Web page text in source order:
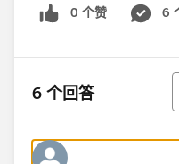
0 个赞 6
6 个回答